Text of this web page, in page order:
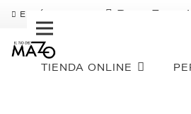
ENVÍO GRATIS Pago
TIENDA ONLINE